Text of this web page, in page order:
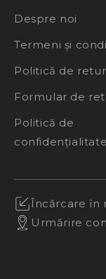
Despre noi
Termeni și
Politică de
Formular de
Politică de
confidențialitate
Încărcare în
Urmărire